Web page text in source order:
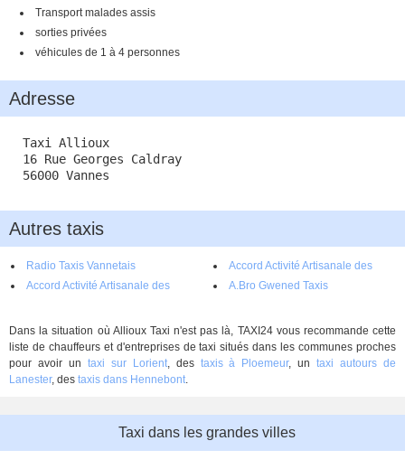
Transport malades assis
sorties privées
véhicules de 1 à 4 personnes
Adresse
Taxi Allioux
16 Rue Georges Caldray
56000 Vannes
Autres taxis
Radio Taxis Vannetais
Accord Activité Artisanale des
Adhérents du Radio Taxi Vannetais
Accord Activité Artisanale des
A.Bro Gwened Taxis
Dans la situation où Allioux Taxi n'est pas là, TAXI24 vous recommande cette
liste de chauffeurs et d'entreprises de taxi situés dans les communes proches
pour avoir un taxi sur Lorient, des taxis à Ploemeur, untaxi autours de
Lanester, des taxis dans Hennebont.
Taxi dans les grandes villes